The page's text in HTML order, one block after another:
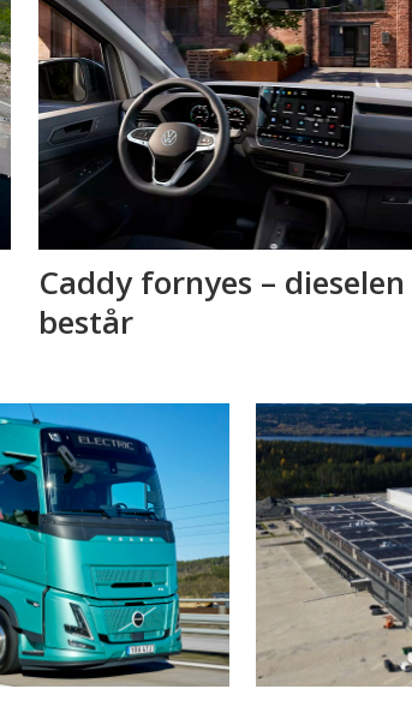
Caddy fornyes – dieselen
består